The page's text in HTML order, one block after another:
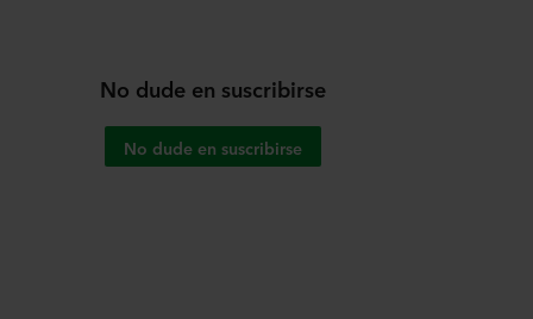
No dude en suscribirse
No dude en suscribirse